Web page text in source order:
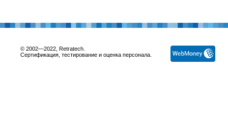
© 2002—2022, Retratech.
Сертификация, тестирование и оценка персонала.